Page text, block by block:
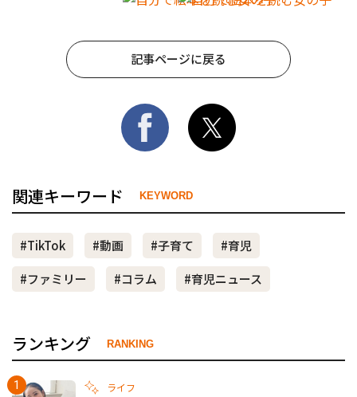
記事ページに戻る
関連キーワード KEYWORD
#TikTok #動画 #子育て
#育児
#ファミリー
#コラム #育児ニュース
ランキング RANKING
ライフ